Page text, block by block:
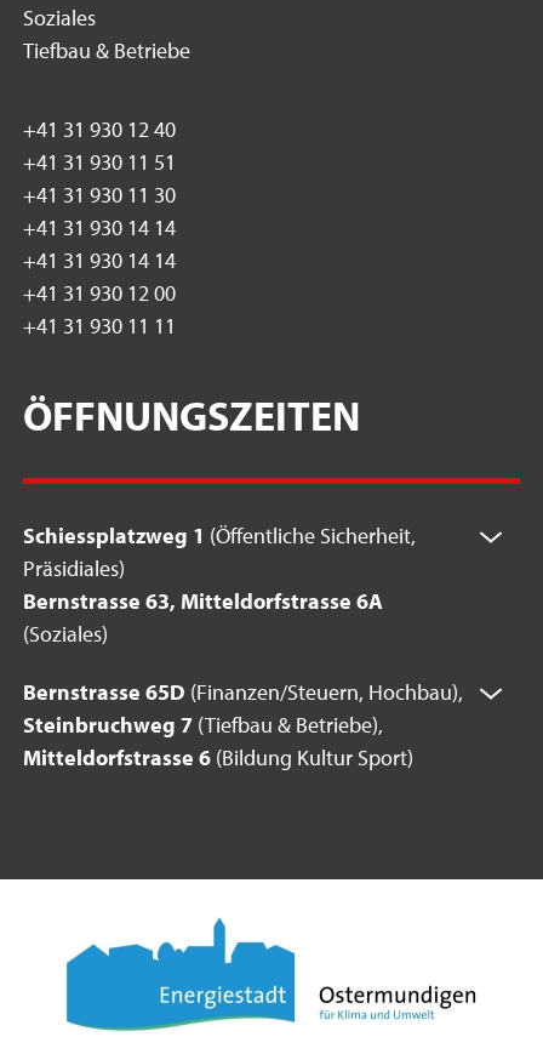
Soziales
Tiefbau & Betriebe
+41 31 930 12 40
+41 31 930 11 51
+41 31 930 11 30
+41 31 930 14 14
+41 31 930 14 14
+41 31 930 12 00
+41 31 930 11 11
ÖFFNUNGSZEITEN
Schiessplatzweg 1 (Öffentliche Sicherheit,
Präsidiales)
Bernstrasse 63, Mitteldorfstrasse 6A
(Soziales)
Bernstrasse 65D (Finanzen/Steuern, Hochbau),
Steinbruchweg 7 (Tiefbau & Betriebe),
Mitteldorfstrasse 6 (Bildung Kultur Sport)